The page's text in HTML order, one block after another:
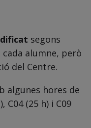
segons
alumne, però
del Centre.
algunes hores de
C04 (25 h) i C09